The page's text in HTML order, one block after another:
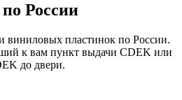
России
виниловых пластинок по России.
к вам пункт выдачи CDEK или
до двери.